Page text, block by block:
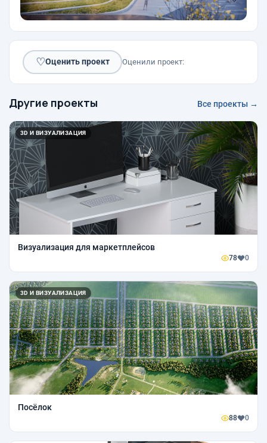
♡Оценить проект Оценили проект:
Другие проекты Все проекты →
3D И ВИЗУАЛИЗАЦИЯ
Визуализация для маркетплейсов
78 0
3D И ВИЗУАЛИЗАЦИЯ
Посёлок
88 0